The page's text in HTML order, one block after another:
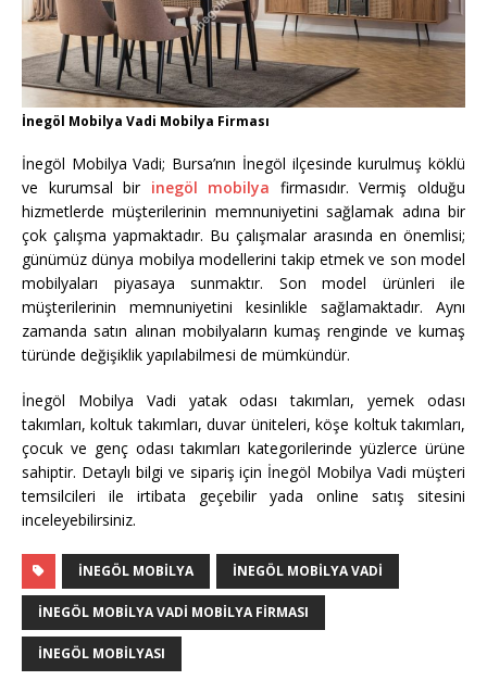
İnegöl Mobilya Vadi Mobilya Firması
İnegöl Mobilya Vadi; Bursa’nın İnegöl ilçesinde kurulmuş köklü
ve kurumsal bir inegöl mobilya firmasıdır. Vermiş olduğu
hizmetlerde müşterilerinin memnuniyetini sağlamak adına bir
çok çalışma yapmaktadır. Bu çalışmalar arasında en önemlisi;
günümüz dünya mobilya modellerini takip etmek ve son model
mobilyaları piyasaya sunmaktır. Son model ürünleri ile
müşterilerinin memnuniyetini kesinlikle sağlamaktadır. Aynı
zamanda satın alınan mobilyaların kumaş renginde ve kumaş
türünde değişiklik yapılabilmesi de mümkündür.
İnegöl Mobilya Vadi yatak odası takımları, yemek odası
takımları, koltuk takımları, duvar üniteleri, köşe koltuk takımları,
çocuk ve genç odası takımları kategorilerinde yüzlerce ürüne
sahiptir. Detaylı bilgi ve sipariş için İnegöl Mobilya Vadi müşteri
temsilcileri ile irtibata geçebilir yada online satış sitesini
inceleyebilirsiniz.
INEGÖL MOBILYA İNEGÖL MOBILYA VADI
İNEGÖL MOBILYA VADI MOBILYA FIRMASI
INEGÖL MOBILYASI